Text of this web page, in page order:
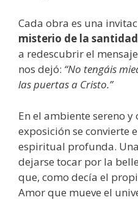
Cada obra es una
misterio de la
a redescubrir el
nos dejó: “No tengáis
las puertas a Cristo.”
En el ambiente sereno y
exposición se convierte
espiritual profunda.
dejarse tocar por la
que, como decía el
Amor que mueve el